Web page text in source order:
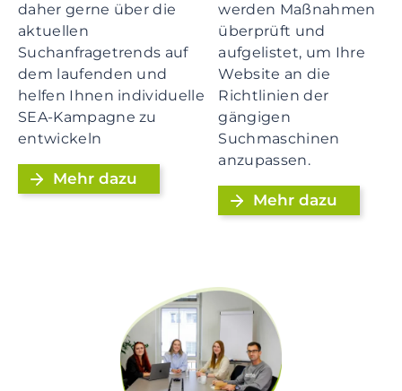
daher gerne über die
aktuellen
Suchanfragetrends auf
dem laufenden und
helfen Ihnen individuelle
SEA-Kampagne zu
entwickeln
Mehr dazu
werden Maßnahmen
überprüft und
aufgelistet, um Ihre
Website an die
Richtlinien der
gängigen
Suchmaschinen
anzupassen.
Mehr dazu